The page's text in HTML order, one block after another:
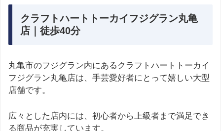
クラフトハートトーカイフジグラン丸亀
店｜徒歩40分
丸亀市のフジグラン内にあるクラフトハートトーカイ
フジグラン丸亀店は、手芸愛好者にとって嬉しい大型
店舗です。
広々とした店内には、初心者から上級者まで満足でき
る商品が充実しています。